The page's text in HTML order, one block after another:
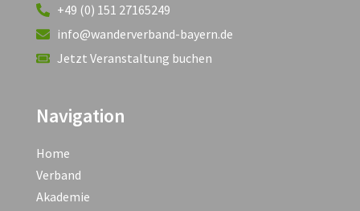
+49 (0) 151 27165249
info@wanderverband-bayern.de
Jetzt Veranstaltung buchen
Navigation
Home
Verband
Akademie